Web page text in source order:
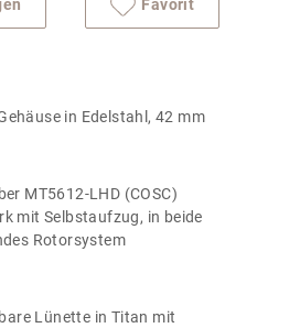
Favorit
in Edelstahl, 42 mm
MT5612-LHD (COSC)
mit Selbstaufzug, in beide
Rotorsystem
Lünette in Titan mit